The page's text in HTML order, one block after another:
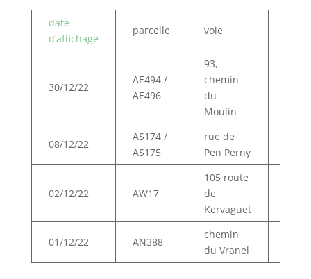
date
d’affichage
parcelle voie
30/12/22
AE494 /
AE496
93,
chemin
du
Moulin
08/12/22
AS174 /
AS175
rue de
Pen Perny
02/12/22 AW17
105 route
de
Kervaguet
01/12/22 AN388
chemin
du Vranel